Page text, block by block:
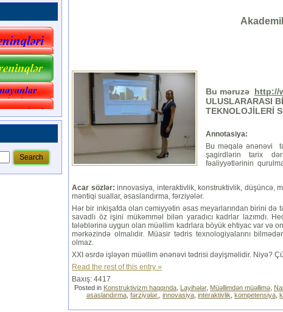
Bu məruzə http://
ULUSLARARASI
TEKNOLOJİLERİ
Annotasiya:
Bu məqalə ənənəvi
şagirdlərin tarix
fəaliyyətlərinin
Acar sözlər: innovasiya, interaktivlik, konstruktivlik, düşüncə,
məntiqi suallar, əsaslandırma, fərziyələr.
Hər bir inkişafda olan cəmiyyətin əsas meyarlarından birini də
savadlı öz işini mükəmməl bilən yaradıcı kadrlar lazımdı.
tələblərinə uygun olan müəllim kadrlara böyük ehtiyac var və
mərkəzində olmalıdır. Müasir tədris texnologiyalarını
olmaz.
XXI əsrdə işləyən müəllim ənənəvi tədrisi dəyişməlidir. Niyə?
Read the rest of this entry »
Baxış: 4417
Posted in Konstruktivizm haqqında Layihələr, Müəllimdən müəllimə
əsaslandırma fərziyələr. innovasiya interaktivlik kompetensiya